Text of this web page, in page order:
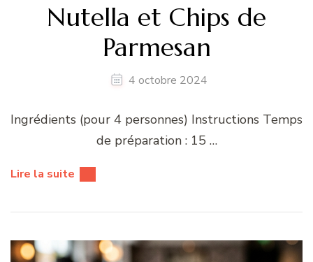
Nutella et Chips de
Parmesan
4 octobre 2024
Ingrédients (pour 4 personnes) Instructions Temps
de préparation : 15 …
Lire la suite